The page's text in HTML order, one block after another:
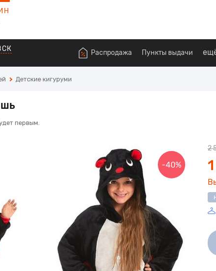
Распродажа Пункты выдачи
Детские кигуруми
первым.
-40%
2